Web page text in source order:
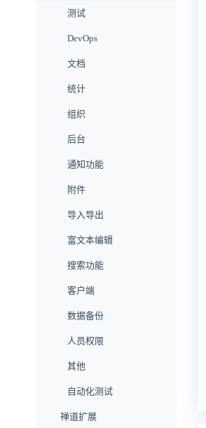
测试
DevOps
文档
统计
组织
后台
通知功能
附件
导入导出
富文本编辑
搜索功能
客户端
数据备份
人员权限
其他
自动化测试
禅道扩展